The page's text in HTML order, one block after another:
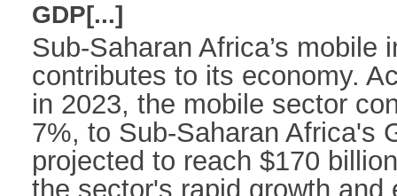
GDP[...]
Sub-Saharan Africa’s mobile
contributes to its economy.
in 2023, the mobile sector
7%, to Sub-Saharan Africa's
projected to reach $170
the sector's rapid growth